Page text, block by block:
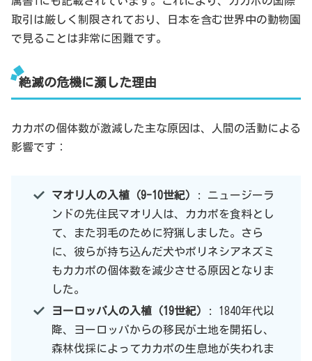
取引は厳しく制限されており、日本を含む世界中の動物園
で見ることは非常に困難です。
絶滅の危機に瀕した理由
カカポの個体数が激減した主な原因は、人間の活動による
影響です：
マオリ人の入植（9-10世紀）
: ニュージーラ
ンドの先住民マオリ人は、カカポを食料とし
て、また羽毛のために狩猟しました。さら
に、彼らが持ち込んだ犬やポリネシアネズミ
もカカポの個体数を減少させる原因となりま
した。
ヨーロッパ人の入植（19世紀）
: 1840年代以
降、ヨーロッパからの移民が土地を開拓し、
森林伐採によってカカポの生息地が失われま